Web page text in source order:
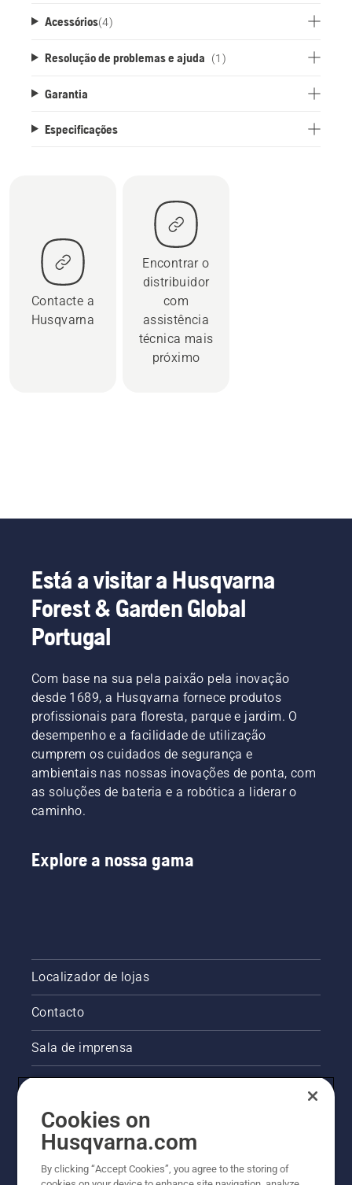
Acessórios(4)
Resolução de problemas e ajuda (1)
Garantia
Especificações
Contacte a
Husqvarna
Encontrar o
distribuidor
com
assistência
técnica mais
próximo
Está a visitar a Husqvarna
Forest & Garden Global
Portugal
Com base na sua pela paixão pela inovação
desde 1689, a Husqvarna fornece produtos
profissionais para floresta, parque e jardim. O
desempenho e a facilidade de utilização
cumprem os cuidados de segurança e
ambientais nas nossas inovações de ponta, com
as soluções de bateria e a robótica a liderar o
caminho.
Explore a nossa gama
Localizador de lojas
Contacto
Sala de imprensa
Outros websites da Husqvarna
A abordagem da Husqvarna à sustentabilidade
Cookies on
Husqvarna.com
By clicking “Accept Cookies”, you agree to the storing of